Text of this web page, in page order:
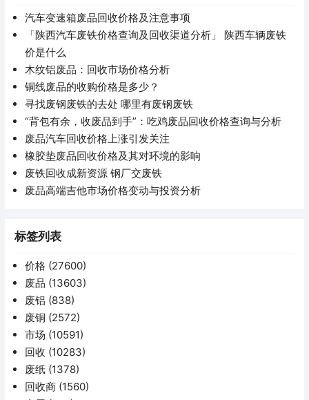
汽车变速箱废品回收价格及注意事项
「陕西汽车废铁价格查询及回收渠道分析」 陕西车辆废铁
价是什么
木纹铝废品：回收市场价格分析
铜线废品的收购价格是多少？
寻找废钢废铁的去处 哪里有废钢废铁
“背包有余，收废品到手”：吃鸡废品回收价格查询与分析
废品汽车回收价格上涨引发关注
橡胶垫废品回收价格及其对环境的影响
废铁回收成新资源 钢厂交废铁
废品高端吉他市场价格变动与投资分析
标签列表
价格 (27600)
废品 (13603)
废铝 (838)
废铜 (2572)
市场 (10591)
回收 (10283)
废纸 (1378)
回收商 (1560)